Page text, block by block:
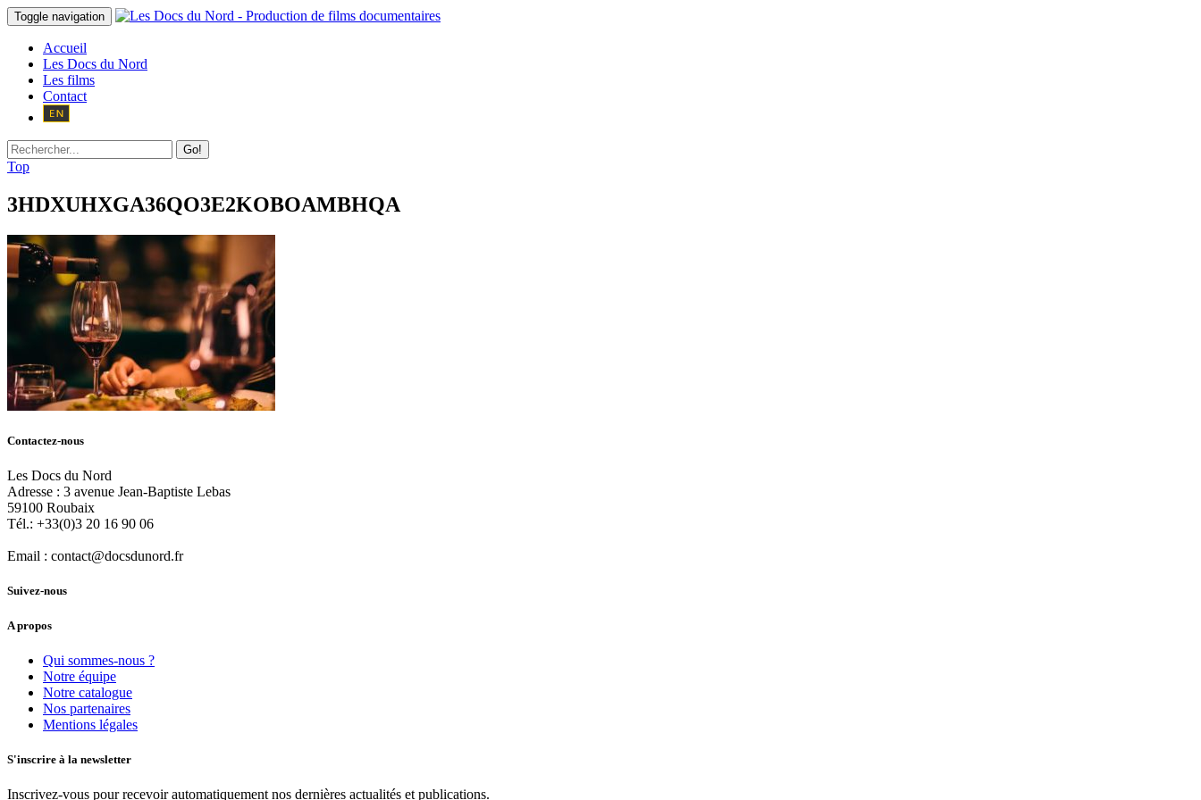
Toggle navigation
Accueil
Les Docs du Nord
Les films
Contact
Go!
Top
3HDXUHXGA36QO3E2KOBOAMBHQA
Contactez-nous
Les Docs du Nord
Adresse : 3 avenue Jean-Baptiste Lebas
59100 Roubaix
Tél.: +33(0)3 20 16 90 06
Email : contact@docsdunord.fr
Suivez-nous
A propos
Qui sommes-nous ?
Notre équipe
Notre catalogue
Nos partenaires
Mentions légales
S'inscrire à la newsletter
Inscrivez-vous pour recevoir automatiquement nos dernières actualités et publications.